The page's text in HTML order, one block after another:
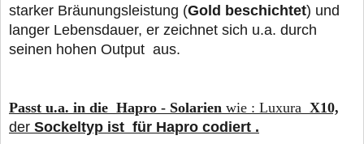
starker Bräunungsleistung (Gold beschichtet) und
langer Lebensdauer, er zeichnet sich u.a. durch
seinen hohen Output aus.
Passt u.a. in die Hapro - Solarien wie : Luxura X10,
der Sockeltyp ist für Hapro codiert .